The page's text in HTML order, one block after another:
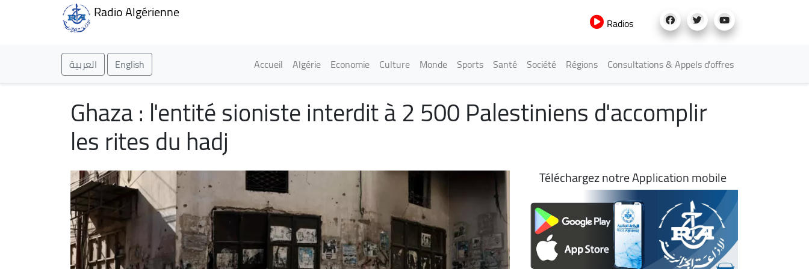
Radio Algérienne
Radios
العربية English Main navigation
Accueil Algérie Economie Culture Monde Sports Santé Société Régions Consultations & Appels d'offres
Ghaza : l'entité sioniste interdit à 2 500 Palestiniens d'accomplir
les rites du hadj
Téléchargez notre Application mobile